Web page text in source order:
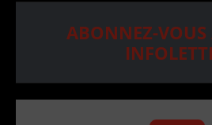
ABONNEZ-VOUS